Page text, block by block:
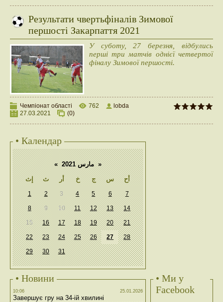
Результати чвертьфіналів Зимової
першості Закарпаття 2021
У суботу, 27 березня, відбулись
перші три матчів однієї четвертої
фіналу Зимової першості.
Чемпіонат області 762
lobda
27.03.2021
(0)
• Календар
« مارس 2021 »
إث
ث أر خ ج س أح
1 2 3 4 5 6 7
8 9 10 11 12 13 14
15 16 17 18 19 20 21
22 23 24 25 26 27 28
29 30 31
• Новини
10:06 25.01.2026
Завершує гру на 34-ій хвилині
• Ми у
Facebook